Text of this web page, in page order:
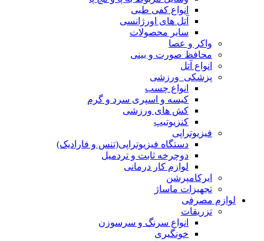
انواع کفی طبی
آتل های اورژانسی
سایر محصولات
واکر و عصا
محافظ صورت و بینی
انواع آتل
پزشکی_ورزشی
انواع چسب
کیسه و اسپری سرد و گرم
کش های ورزشی
کنزیوتیپ
فیزیوتراپی
دستگاه فیزیوتراپی(تنس و فارادیک)
دوچرخه ثابت و تردمیل
لوازم کار درمانی
ایرکامپرشن
تجهیزات ماساژ
لوازم مصرفی
تزریقات
انواع سرنگ و سرسوزن
خونگیری